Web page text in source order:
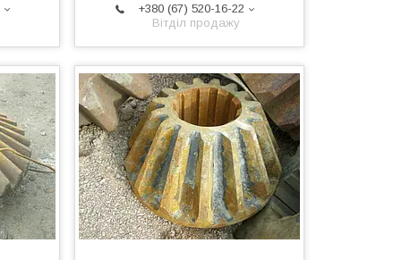
+380 (67) 520-16-22
Вітділ продажу